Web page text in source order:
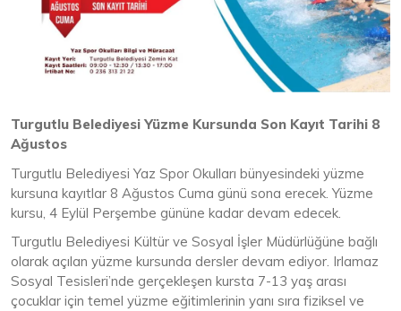
Turgutlu Belediyesi Yüzme Kursunda Son Kayıt Tarihi 8
Ağustos
Turgutlu Belediyesi Yaz Spor Okulları bünyesindeki yüzme
kursuna kayıtlar 8 Ağustos Cuma günü sona erecek. Yüzme
kursu, 4 Eylül Perşembe gününe kadar devam edecek.
Turgutlu Belediyesi Kültür ve Sosyal İşler Müdürlüğüne bağlı
olarak açılan yüzme kursunda dersler devam ediyor. Irlamaz
Sosyal Tesisleri’nde gerçekleşen kursta 7-13 yaş arası
çocuklar için temel yüzme eğitimlerinin yanı sıra fiziksel ve